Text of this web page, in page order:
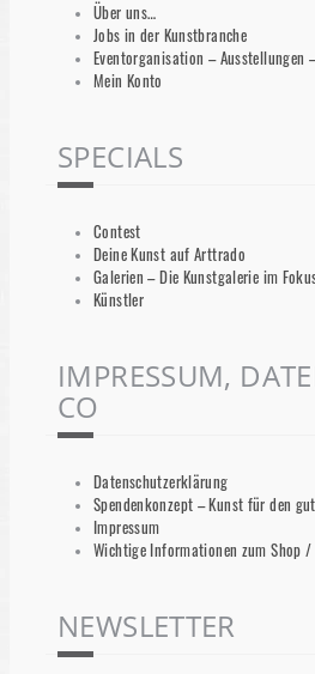
Über uns…
Jobs in der Kunstbranche
Eventorganisation – Ausstellungen
Mein Konto
SPECIALS
Contest
Deine Kunst auf Arttrado
Galerien – Die Kunstgalerie im
Künstler
IMPRESSUM,
CO
Datenschutzerklärung
Spendenkonzept – Kunst für den
Impressum
Wichtige Informationen zum Shop /
NEWSLETTER